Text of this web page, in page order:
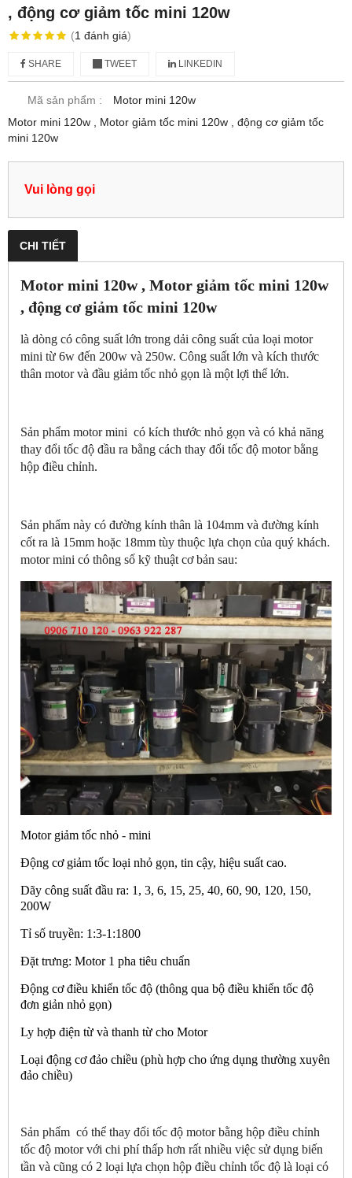
, động cơ giảm tốc mini 120w
(1 đánh giá)
SHARE TWEET LINKEDIN
Mã sản phẩm :
Motor mini 120w
Motor mini 120w , Motor giảm tốc mini 120w , động cơ giảm tốc
mini 120w
Vui lòng gọi
CHI TIẾT
Motor mini 120w , Motor giảm tốc mini 120w
, động cơ giảm tốc mini 120w
là dòng có công suất lớn trong dải công suất của loại motor
mini từ 6w đến 200w và 250w. Công suất lớn và kích thước
thân motor và đầu giảm tốc nhỏ gọn là một lợi thế lớn.
Sản phẩm motor mini có kích thước nhỏ gọn và có khả năng
thay đổi tốc độ đầu ra bằng cách thay đổi tốc độ motor bằng
hộp điều chỉnh.
Sản phẩm này có đường kính thân là 104mm và đường kính
cốt ra là 15mm hoặc 18mm tùy thuộc lựa chọn của quý khách.
motor mini có thông số kỹ thuật cơ bản sau:
Motor giảm tốc nhỏ - mini
Động cơ giảm tốc loại nhỏ gọn, tin cậy, hiệu suất cao.
Dãy công suất đầu ra: 1, 3, 6, 15, 25, 40, 60, 90, 120, 150,
200W
Tỉ số truyền: 1:3-1:1800
Đặt trưng: Motor 1 pha tiêu chuẩn
Động cơ điều khiển tốc độ (thông qua bộ điều khiển tốc độ
đơn giản nhỏ gọn)
Ly hợp điện từ và thanh từ cho Motor
Loại động cơ đảo chiều (phù hợp cho ứng dụng thường xuyên
đảo chiều)
Sản phẩm có thể thay đổi tốc độ motor bằng hộp điều chỉnh
tốc độ motor với chi phí thấp hơn rất nhiều việc sử dụng biến
tần và cũng có 2 loại lựa chọn hộp điều chỉnh tốc độ là loại có